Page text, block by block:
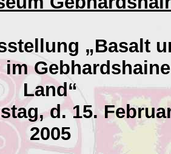
„Basalt
im
Land“
d. 15.
2005